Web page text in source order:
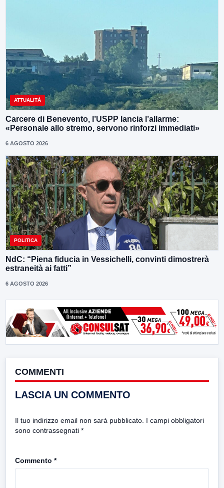
ATTUALITÀ
Carcere di Benevento, l’USPP lancia l’allarme:
«Personale allo stremo, servono rinforzi immediati»
6 AGOSTO 2026
POLITICA
NdC: “Piena fiducia in Vessichelli, convinti dimostrerà
estraneità ai fatti”
6 AGOSTO 2026
COMMENTI
LASCIA UN COMMENTO
Il tuo indirizzo email non sarà pubblicato. I campi obbligatori
sono contrassegnati *
Commento *